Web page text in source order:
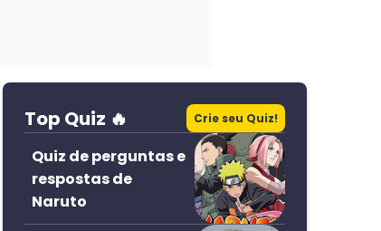
Top Quiz 🔥 Crie seu Quiz!
Quiz de perguntas e
respostas de
Naruto